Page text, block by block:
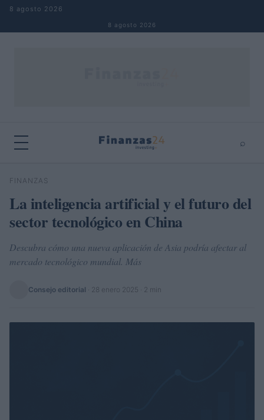
Saltar al contenido
8 agosto 2026
8 agosto 2026
⌕
Buscar
FINANZAS
La inteligencia artificial y el futuro del
sector tecnológico en China
Descubra cómo una nueva aplicación de Asia podría afectar al
mercado tecnológico mundial. Más
Consejo editorial 28 enero 2025 · 2 min